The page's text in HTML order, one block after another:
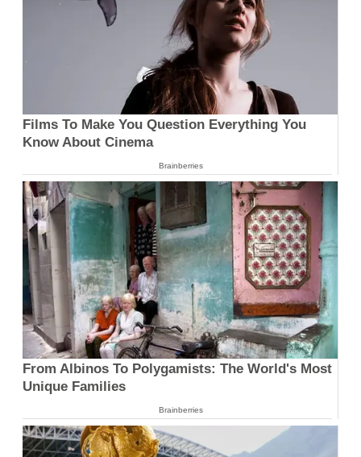
Films To Make You Question Everything You
Know About Cinema
Brainberries
From Albinos To Polygamists: The World's Most
Unique Families
Brainberries